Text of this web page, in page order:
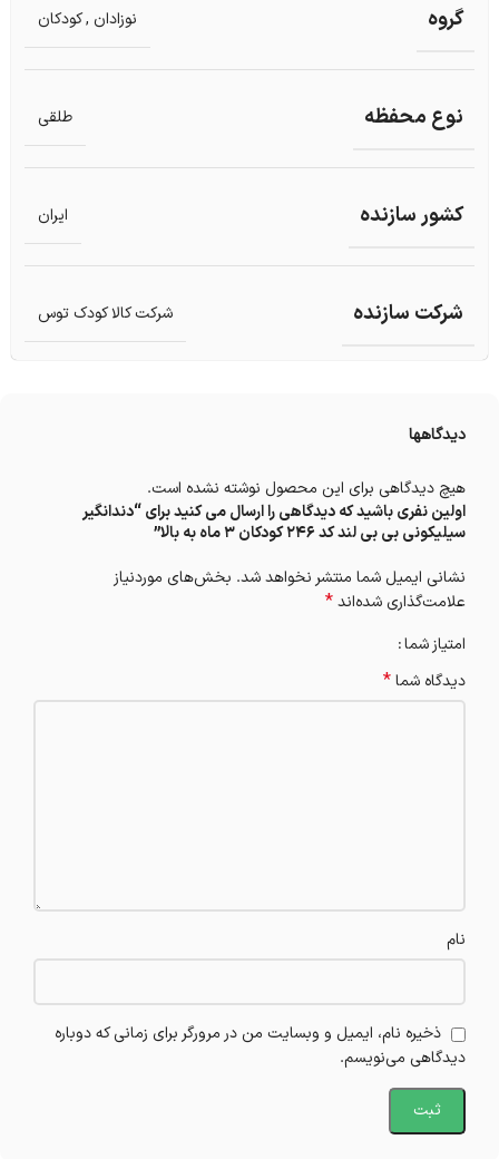
گروه نوزادان , کودکان
نوع محفظه طلقی
کشور سازنده ایران
شرکت سازنده شرکت کالا کودک توس
دیدگاهها
هیچ دیدگاهی برای این محصول نوشته نشده است.
اولین نفری باشید که دیدگاهی را ارسال می کنید برای “دندانگیر
سیلیکونی بی بی لند کد 246 کودکان 3 ماه به بالا”
نشانی ایمیل شما منتشر نخواهد شد. بخش‌های موردنیاز
علامت‌گذاری شده‌اند*
امتیاز شما
دیدگاه شما*
نام
ذخیره نام، ایمیل و وبسایت من در مرورگر برای زمانی که دوباره
دیدگاهی می‌نویسم.